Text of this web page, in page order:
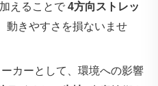
えることで 4方向ストレッ
動きやすさを損ないませ
ーカーとして、環境への影響